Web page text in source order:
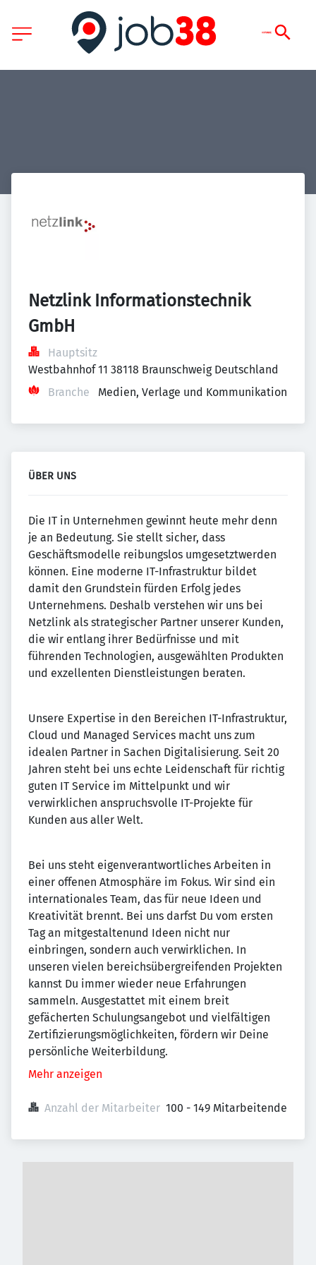
Netzlink Informationstechnik
GmbH
Hauptsitz
Westbahnhof 11 38118 Braunschweig Deutschland
Branche
Medien, Verlage und Kommunikation
ÜBER UNS
Die IT in Unternehmen gewinnt heute mehr denn
je an Bedeutung. Sie stellt sicher, dass
Geschäftsmodelle reibungslos umgesetztwerden
können. Eine moderne IT-Infrastruktur bildet
damit den Grundstein fürden Erfolg jedes
Unternehmens. Deshalb verstehen wir uns bei
Netzlink als strategischer Partner unserer Kunden,
die wir entlang ihrer Bedürfnisse und mit
führenden Technologien, ausgewählten Produkten
und exzellenten Dienstleistungen beraten.
Unsere Expertise in den Bereichen IT-Infrastruktur,
Cloud und Managed Services macht uns zum
idealen Partner in Sachen Digitalisierung. Seit 20
Jahren steht bei uns echte Leidenschaft für richtig
guten IT Service im Mittelpunkt und wir
verwirklichen anspruchsvolle IT-Projekte für
Kunden aus aller Welt.
Bei uns steht eigenverantwortliches Arbeiten in
einer offenen Atmosphäre im Fokus. Wir sind ein
internationales Team, das für neue Ideen und
Kreativität brennt. Bei uns darfst Du vom ersten
Tag an mitgestaltenund Ideen nicht nur
einbringen, sondern auch verwirklichen. In
unseren vielen bereichsübergreifenden Projekten
kannst Du immer wieder neue Erfahrungen
sammeln. Ausgestattet mit einem breit
gefächerten Schulungsangebot und vielfältigen
Zertifizierungsmöglichkeiten, fördern wir Deine
persönliche Weiterbildung.
Mehr anzeigen
Anzahl der Mitarbeiter 100 - 149 Mitarbeitende